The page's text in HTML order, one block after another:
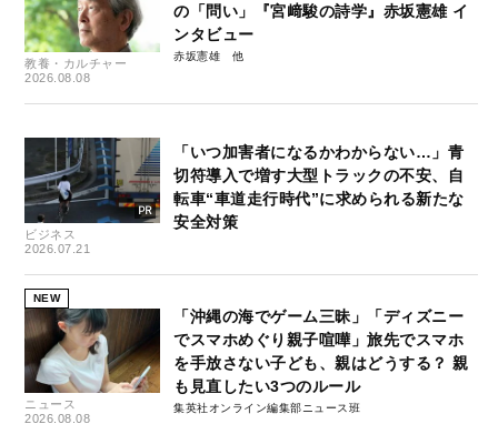
教養・カルチャー
2026.08.08
の「問い」『宮﨑駿の詩学』赤坂憲雄 イ
ンタビュー
赤坂憲雄
ビジネス
2026.07.21
「いつ加害者になるかわからない…」青
切符導入で増す大型トラックの不安、自
転車“車道走行時代”に求められる新たな
安全対策
NEW
ニュース
2026.08.08
「沖縄の海でゲーム三昧」「ディズニー
でスマホめぐり親子喧嘩」旅先でスマホ
を手放さない子ども、親はどうする？ 親
も見直したい3つのルール
集英社オンライン編集部ニュース班